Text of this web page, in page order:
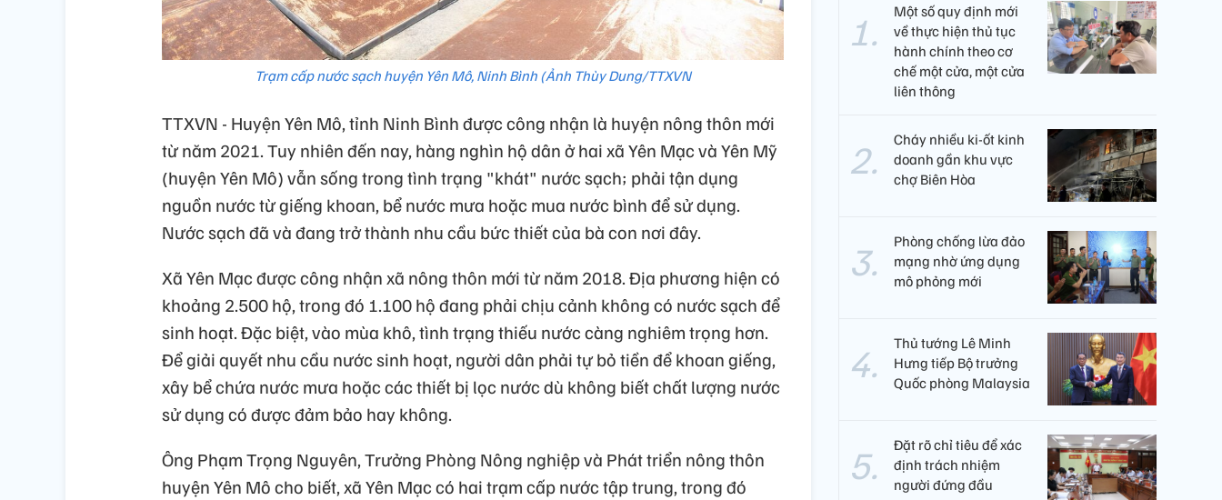
Trạm cấp nước sạch huyện Yên Mô, Ninh Bình (Ảnh Thùy Dung/TTXVN
TTXVN - Huyện Yên Mô, tỉnh Ninh Bình được công nhận là huyện nông thôn mới
từ năm 2021. Tuy nhiên đến nay, hàng nghìn hộ dân ở hai xã Yên Mạc và Yên Mỹ
(huyện Yên Mô) vẫn sống trong tình trạng "khát" nước sạch; phải tận dụng
nguồn nước từ giếng khoan, bể nước mưa hoặc mua nước bình để sử dụng.
Nước sạch đã và đang trở thành nhu cầu bức thiết của bà con nơi đây.
Xã Yên Mạc được công nhận xã nông thôn mới từ năm 2018. Địa phương hiện có
khoảng 2.500 hộ, trong đó 1.100 hộ đang phải chịu cảnh không có nước sạch để
sinh hoạt. Đặc biệt, vào mùa khô, tình trạng thiếu nước càng nghiêm trọng hơn.
Để giải quyết nhu cầu nước sinh hoạt, người dân phải tự bỏ tiền để khoan giếng,
xây bể chứa nước mưa hoặc các thiết bị lọc nước dù không biết chất lượng nước
sử dụng có được đảm bảo hay không.
Ông Phạm Trọng Nguyên, Trưởng Phòng Nông nghiệp và Phát triển nông thôn
huyện Yên Mô cho biết, xã Yên Mạc có hai trạm cấp nước tập trung, trong đó
Một số quy định mới
về thực hiện thủ tục
hành chính theo cơ
chế một cửa, một cửa
liên thông
Cháy nhiều ki-ốt kinh
doanh gần khu vực
chợ Biên Hòa
Phòng chống lừa đảo
mạng nhờ ứng dụng
mô phỏng mới
Thủ tướng Lê Minh
Hưng tiếp Bộ trưởng
Quốc phòng Malaysia
Đặt rõ chỉ tiêu để xác
định trách nhiệm
người đứng đầu